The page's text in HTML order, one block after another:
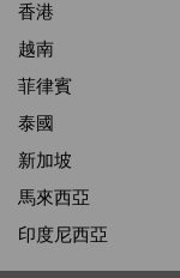
香港
越南
菲律賓
泰國
新加坡
馬來西亞
印度尼西亞